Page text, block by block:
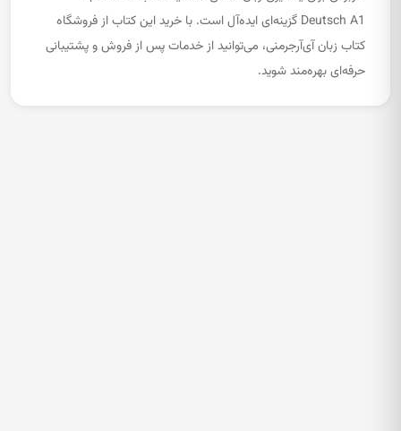
Deutsch A1 گزینه‌ای ایده‌آل است. با خرید این کتاب از فروشگاه
کتاب زبان آی‌آرجرمنی، می‌توانید از خدمات پس از فروش و پشتیبانی
حرفه‌ای بهره‌مند شوید.